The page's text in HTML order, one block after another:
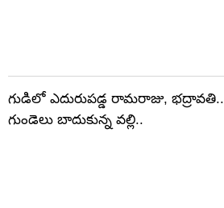
గుడిలో ఎదురుపడ్డ రామరాజు, భద్రావతి..
గుండెలు బాదుకున్న వల్లి..